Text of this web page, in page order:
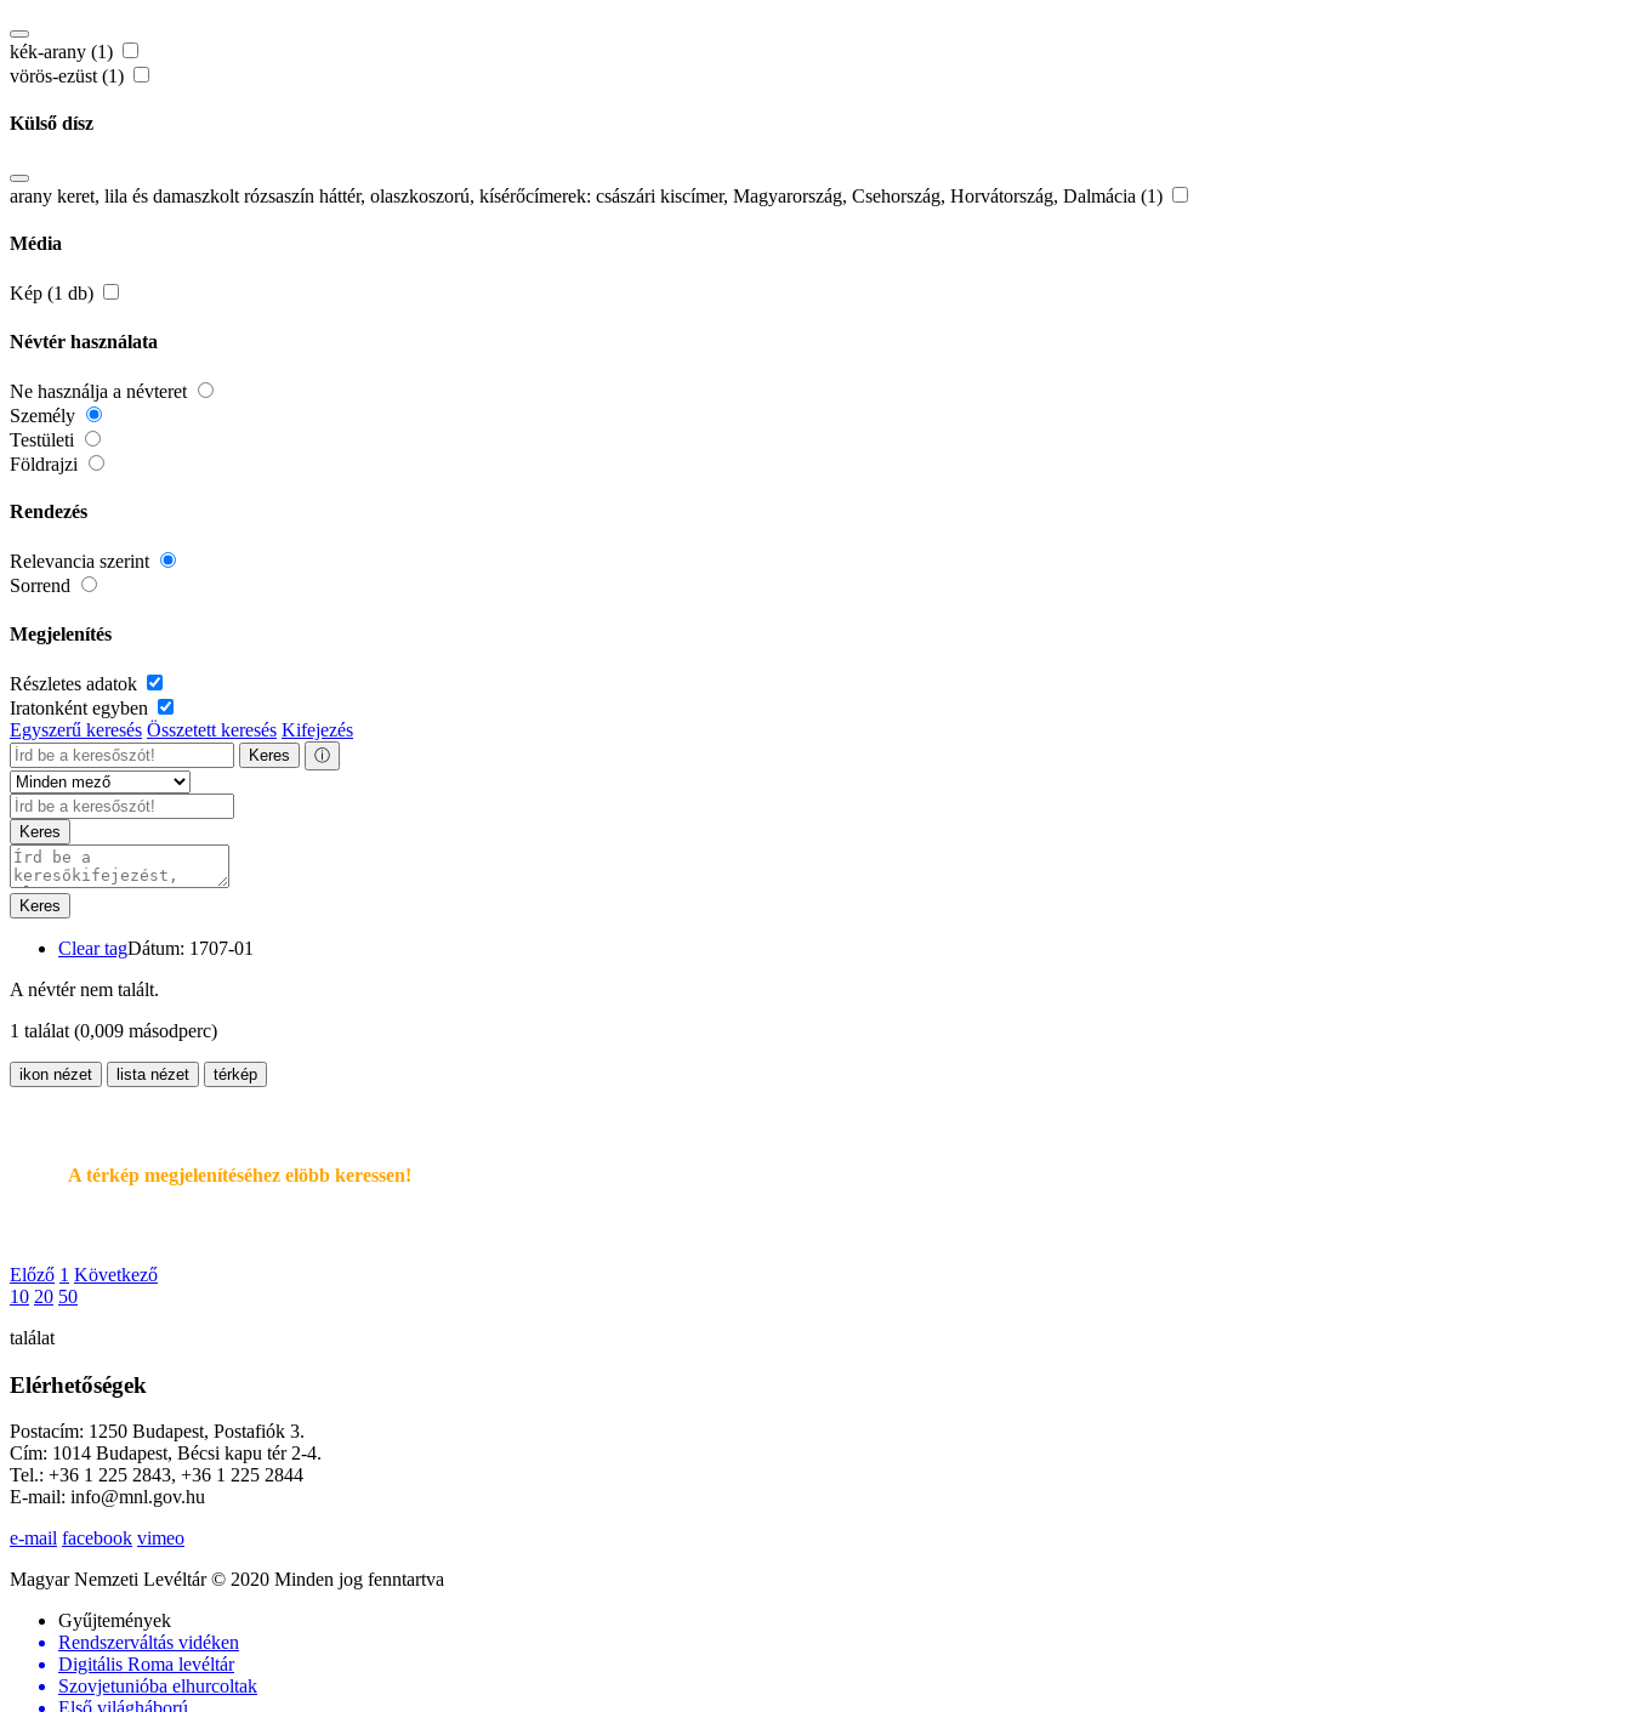
kék-arany (1)
vörös-ezüst (1)
Külső dísz
arany keret, lila és damaszkolt rózsaszín háttér, olaszkoszorú, kísérőcímerek: császári kiscímer, Magyarország, Csehország, Horvátország, Dalmácia (1)
Média
Kép (1 db)
Névtér használata
Ne használja a névteret
Személy
Testületi
Földrajzi
Rendezés
Relevancia szerint
Sorrend
Megjelenítés
Részletes adatok
Iratonként egyben
Egyszerű keresés Összetett keresés Kifejezés
Keres ⓘ
Keres
Keres
Clear tagDátum: 1707-01
A névtér nem talált.
1 találat (0,009 másodperc)
ikon nézet lista nézet térkép
A térkép megjelenítéséhez elöbb keressen!
Előző 1 Következő
10 20 50
találat
Elérhetőségek
Postacím: 1250 Budapest, Postafiók 3.
Cím: 1014 Budapest, Bécsi kapu tér 2-4.
Tel.: +36 1 225 2843, +36 1 225 2844
E-mail: info@mnl.gov.hu
e-mail facebook vimeo
Magyar Nemzeti Levéltár © 2020 Minden jog fenntartva
Gyűjtemények
Rendszerváltás vidéken
Digitális Roma levéltár
Szovjetunióba elhurcoltak